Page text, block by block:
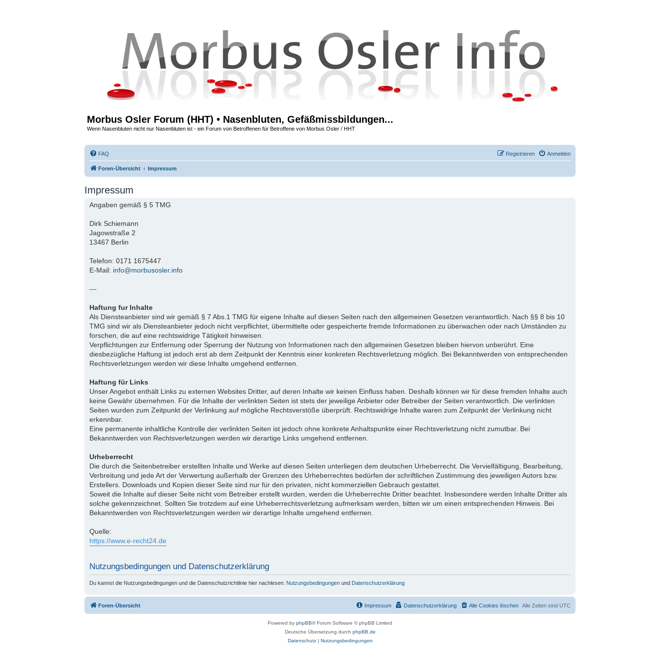
Morbus Osler Forum (HHT) • Nasenbluten, Gefäßmissbildungen...
Wenn Nasenbluten nicht nur Nasenbluten ist - ein Forum von Betroffenen für Betroffene von Morbus Osler / HHT
FAQ Anmelden
Registrieren
Foren-Übersicht Impressum
Impressum
Angaben gemäß § 5 TMG
Dirk Schiemann
Jagowstraße 2
13467 Berlin
Telefon: 0171 1675447
E-Mail: info@morbusosler.info
---
Haftung fur Inhalte
Als Diensteanbieter sind wir gemäß § 7 Abs.1 TMG für eigene Inhalte auf diesen Seiten nach den allgemeinen Gesetzen verantwortlich. Nach §§ 8 bis 10
TMG sind wir als Diensteanbieter jedoch nicht verpflichtet, übermittelte oder gespeicherte fremde Informationen zu überwachen oder nach Umständen zu
forschen, die auf eine rechtswidrige Tätigkeit hinweisen.
Verpflichtungen zur Entfernung oder Sperrung der Nutzung von Informationen nach den allgemeinen Gesetzen bleiben hiervon unberührt. Eine
diesbezügliche Haftung ist jedoch erst ab dem Zeitpunkt der Kenntnis einer konkreten Rechtsverletzung möglich. Bei Bekanntwerden von entsprechenden
Rechtsverletzungen werden wir diese Inhalte umgehend entfernen.
Haftung für Links
Unser Angebot enthält Links zu externen Websites Dritter, auf deren Inhalte wir keinen Einfluss haben. Deshalb können wir für diese fremden Inhalte auch
keine Gewähr übernehmen. Für die Inhalte der verlinkten Seiten ist stets der jeweilige Anbieter oder Betreiber der Seiten verantwortlich. Die verlinkten
Seiten wurden zum Zeitpunkt der Verlinkung auf mögliche Rechtsverstöße überprüft. Rechtswidrige Inhalte waren zum Zeitpunkt der Verlinkung nicht
erkennbar.
Eine permanente inhaltliche Kontrolle der verlinkten Seiten ist jedoch ohne konkrete Anhaltspunkte einer Rechtsverletzung nicht zumutbar. Bei
Bekanntwerden von Rechtsverletzungen werden wir derartige Links umgehend entfernen.
Urheberrecht
Die durch die Seitenbetreiber erstellten Inhalte und Werke auf diesen Seiten unterliegen dem deutschen Urheberrecht. Die Vervielfältigung, Bearbeitung,
Verbreitung und jede Art der Verwertung außerhalb der Grenzen des Urheberrechtes bedürfen der schriftlichen Zustimmung des jeweiligen Autors bzw.
Erstellers. Downloads und Kopien dieser Seite sind nur für den privaten, nicht kommerziellen Gebrauch gestattet.
Soweit die Inhalte auf dieser Seite nicht vom Betreiber erstellt wurden, werden die Urheberrechte Dritter beachtet. Insbesondere werden Inhalte Dritter als
solche gekennzeichnet. Sollten Sie trotzdem auf eine Urheberrechtsverletzung aufmerksam werden, bitten wir um einen entsprechenden Hinweis. Bei
Bekanntwerden von Rechtsverletzungen werden wir derartige Inhalte umgehend entfernen.
Quelle:
https://www.e-recht24.de
Nutzungsbedingungen und Datenschutzerklärung
Du kannst die Nutzungsbedingungen und die Datenschutzrichtlinie hier nachlesen: Nutzungsbedingungen und Datenschutzerklärung
Foren-Übersicht Alle Zeiten sind UTC
Alle Cookies löschen
Datenschutzerklärung
Impressum
Powered by phpBB® Forum Software © phpBB Limited
Deutsche Übersetzung durch phpBB.de
Datenschutz| Nutzungsbedingungen